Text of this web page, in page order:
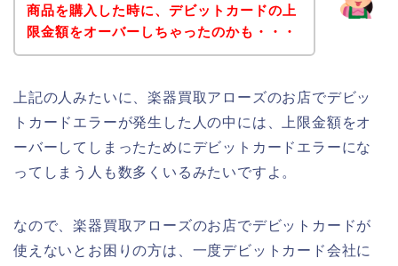
商品を購入した時に、デビットカードの上
限金額をオーバーしちゃったのかも・・・
上記の人みたいに、楽器買取アローズのお店でデビッ
トカードエラーが発生した人の中には、上限金額をオ
ーバーしてしまったためにデビットカードエラーにな
ってしまう人も数多くいるみたいですよ。
なので、楽器買取アローズのお店でデビットカードが
使えないとお困りの方は、一度デビットカード会社に